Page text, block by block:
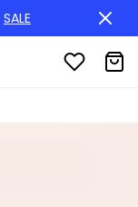
SALE